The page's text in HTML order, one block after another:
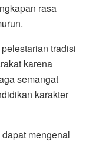
rasa
tradisi
karena
semangat
karakter
mengenal